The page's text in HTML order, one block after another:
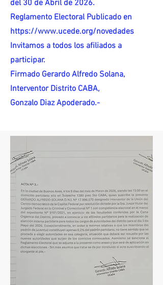
del 30 de Abril de 2026.
Reglamento Electoral Publicado en
https://www.ucede.org/novedades
Invitamos a todos los afiliados a
participar.
Firmado Gerardo Alfredo Solana,
Interventor Distrito CABA,
Gonzalo Diaz Apoderado.-